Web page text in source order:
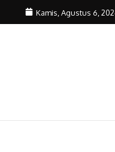
Lewati ke konten
Kamis, Agustus 6,